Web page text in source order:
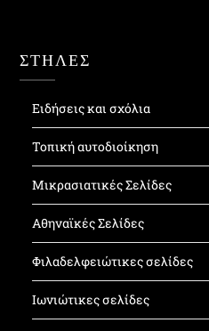
ΣΤΗΛΕΣ
Ειδήσεις και σχόλια
Τοπική αυτοδιοίκηση
Μικρασιατικές Σελίδες
Αθηναϊκές Σελίδες
Φιλαδελφειώτικες σελίδες
Ιωνιώτικες σελίδες